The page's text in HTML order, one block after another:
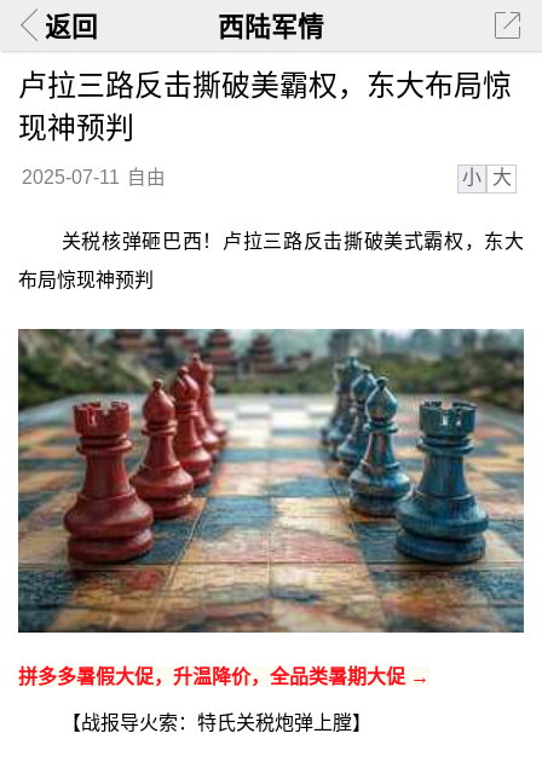
返回 西陆军情
卢拉三路反击撕破美霸权，东大布局惊
现神预判
2025-07-11 自由 小 大
关税核弹砸巴西！卢拉三路反击撕破美式霸权，东大
布局惊现神预判
拼多多暑假大促，升温降价，全品类暑期大促 →
【战报导火索：特氏关税炮弹上膛】